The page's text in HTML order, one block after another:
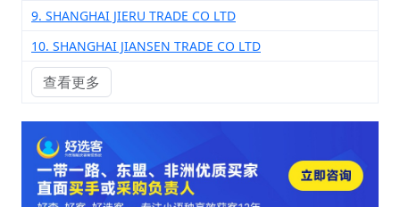
9. SHANGHAI JIERU TRADE CO LTD
10. SHANGHAI JIANSEN TRADE CO LTD
查看更多